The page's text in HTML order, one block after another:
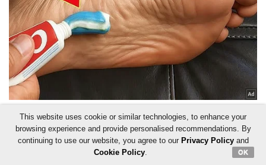
This website uses cookie or similar technologies, to enhance your
browsing experience and provide personalised recommendations. By
continuing to use our website, you agree to our Privacy Policyand
Cookie Policy. OK